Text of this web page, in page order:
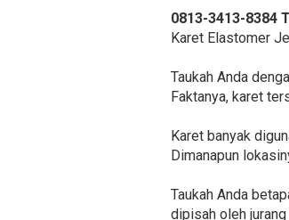
0813-3413-8384
Karet Elastomer
Taukah Anda
Faktanya, karet
Karet banyak
Dimanapun
Taukah Anda
dipisah oleh